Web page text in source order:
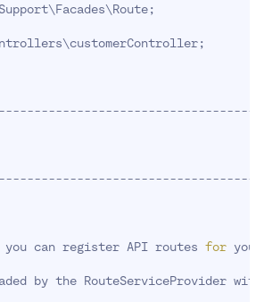
\Facades\Route;
\customerController;
you can register API routes for
by the RouteServiceProvider